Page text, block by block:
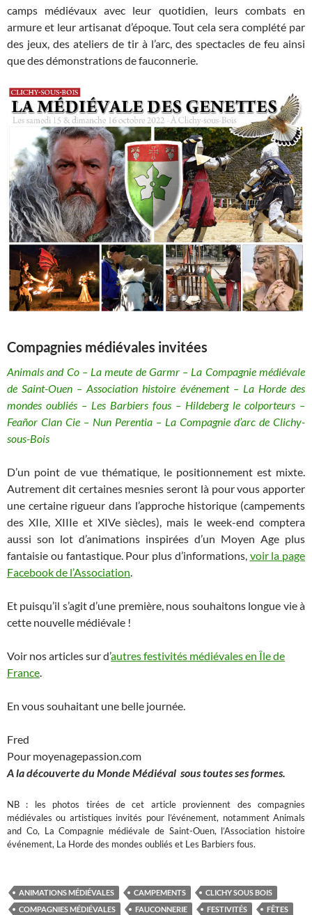
camps médiévaux avec leur quotidien, leurs combats en
armure et leur artisanat d’époque. Tout cela sera complété par
des jeux, des ateliers de tir à l’arc, des spectacles de feu ainsi
que des démonstrations de fauconnerie.
Compagnies médiévales invitées
Animals and Co – La meute de Garmr – La Compagnie médiévale
de Saint-Ouen – Association histoire événement – La Horde des
mondes oubliés – Les Barbiers fous – Hildeberg le colporteurs –
Feañor Clan Cie – Nun Perentia – La Compagnie d’arc de Clichy-
sous-Bois
D’un point de vue thématique, le positionnement est mixte.
Autrement dit certaines mesnies seront là pour vous apporter
une certaine rigueur dans l’approche historique (campements
des XIIe, XIIIe et XIVe siècles), mais le week-end comptera
aussi son lot d’animations inspirées d’un Moyen Age plus
fantaisie ou fantastique. Pour plus d’informations, voir la page
Facebook de l’Association.
Et puisqu’il s’agit d’une première, nous souhaitons longue vie à
cette nouvelle médiévale !
Voir nos articles sur d’autres festivités médiévales en Île de
France.
En vous souhaitant une belle journée.
Fred
Pour moyenagepassion.com
A la découverte duMonde Médiéval sous toutes ses formes.
NB : les photos tirées de cet article proviennent des compagnies
médiévales ou artistiques invités pour l’événement, notamment Animals
and Co, La Compagnie médiévale de Saint-Ouen, l’Association histoire
événement, La Horde des mondes oubliés et Les Barbiers fous.
ANIMATIONS MÉDIÉVALES CAMPEMENTS
CLICHY SOUS BOIS
COMPAGNIES MÉDIÉVALES
FAUCONNERIE FESTIVITÉS
FÊTES